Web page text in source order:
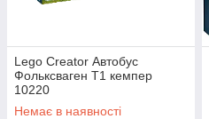
Lego Creator Автобус
Фольксваген Т1 кемпер
10220
Немає в наявності